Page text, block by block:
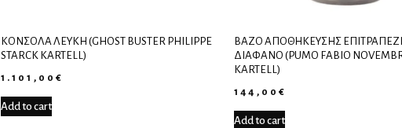
ΚΟΝΣΌΛΑ ΛΕΥΚΉ (GHOST BUSTER PHILIPPE
STARCK KARTELL)
1.101,00€
Add to cart
ΒΆΖΟ ΑΠΟΘΉΚΕΥΣΗΣ
ΔΙΆΦΑΝΟ (PUMO FABIO
KARTELL)
144,00€
Add to cart